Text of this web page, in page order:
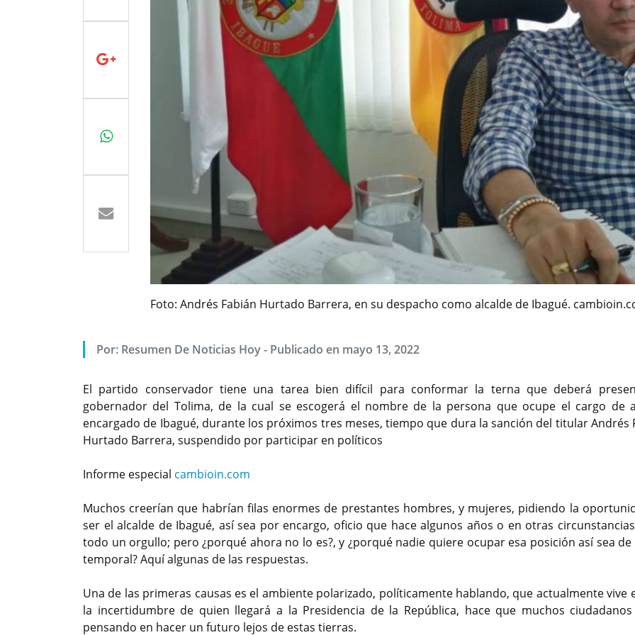
Foto: Andrés Fabián Hurtado Barrera, en su despacho como alcalde de Ibagué.
Por: Resumen De Noticias Hoy- Publicado en mayo 13, 2022
El partido conservador tiene una tarea bien difícil para conformar la terna que deberá
gobernador del Tolima, de la cual se escogerá el nombre de la persona que ocupe el cargo de
encargado de Ibagué, durante los próximos tres meses, tiempo que dura la sanción del titular Andrés
Hurtado Barrera, suspendido por participar en políticos
Informe especial cambioin.com
Muchos creerían que habrían filas enormes de prestantes hombres, y mujeres, pidiendo la
ser el alcalde de Ibagué, así sea por encargo, oficio que hace algunos años o en otras
todo un orgullo; pero ¿porqué ahora no lo es?, y ¿porqué nadie quiere ocupar esa posición así sea
temporal? Aquí algunas de las respuestas.
Una de las primeras causas es el ambiente polarizado, políticamente hablando, que actualmente vive
la incertidumbre de quien llegará a la Presidencia de la República, hace que muchos
pensando en hacer un futuro lejos de estas tierras.